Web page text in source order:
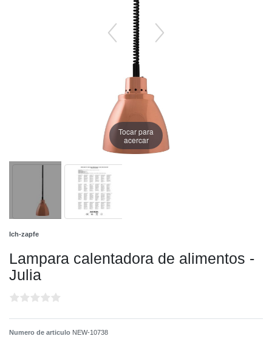
Tocar para
acercar
Ich-zapfe
Lampara calentadora de alimentos -
Julia
Numero de articulo NEW-10738